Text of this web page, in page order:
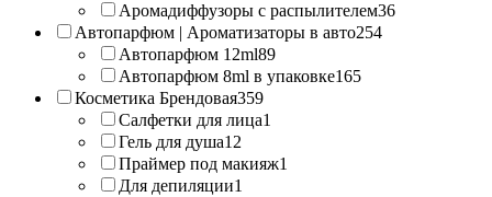
Аромадиффузоры с распылителем36
Автопарфюм | Ароматизаторы в авто254
Автопарфюм 12ml89
Автопарфюм 8ml в упаковке165
Косметика Брендовая359
Салфетки для лица1
Гель для душа12
Праймер под макияж1
Для депиляции1